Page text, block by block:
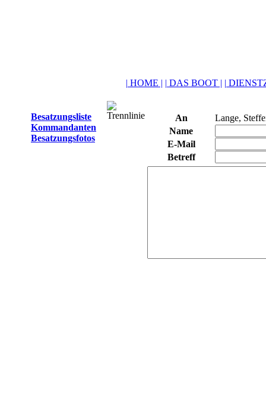
| HOME | | DAS BOOT | |
Besatzungsliste
Kommandanten
Besatzungsfotos
An
Lange,
Name
E-Mail
Betreff